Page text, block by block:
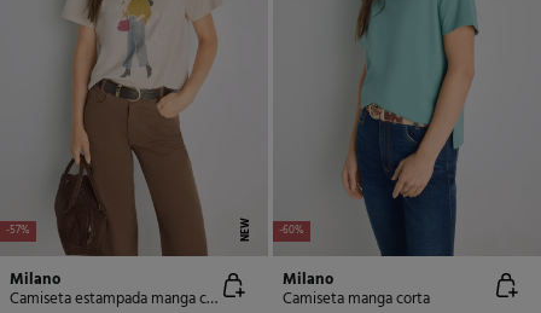
-57% NEW
Milano
Camiseta estampada manga corta
-60%
Milano
Camiseta manga corta